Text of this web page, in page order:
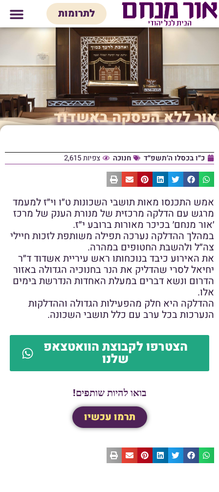
לתוכן
לתרומות
אור ללא הפסקה באשדוד
כ״ו בכסלו ה׳תשפ״ד חנוכה צפיות 2,615
אמש התכנסו מאות תושבי השכונות ט״ו וי״ז למעמד
מרגש עם הדלקה מרכזית של מנורת הענק של מרכז
׳אור מנחם׳ בכיכר מאורות ברובע י״ז.
במהלך ההדלקה נערכה תפילה משותפת לזכות חיילי
צה״ל ולהשבת החטופים במהרה.
את האירוע כיבד בנוכחותו ראש עיריית אשדוד ד״ר
יחיאל לסרי שהדליק את הנר בחנוכיה הגדולה באזור
הדרום ונשא דברים במעלת האחדות הנדרשת בימים
אלו.
ההדלקה היא חלק מהפעילות הגדולה וההדלקות
הנערכות בכל ערב עם כלל תושבי השכונה.
הצטרפו לקבוצת הוואטצאפ
שלנו
בואו להיות שותפים!
תרמו עכשיו